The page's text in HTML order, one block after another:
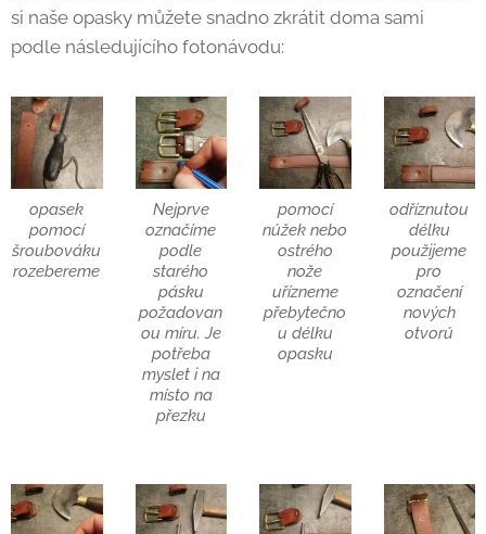
si naše opasky můžete snadno zkrátit doma sami
podle následujícího fotonávodu:
opasek
pomocí
šroubováku
rozebereme
Nejprve
označíme
podle
starého
pásku
požadovan
ou míru. Je
potřeba
myslet i na
místo na
přezku
pomocí
nůžek nebo
ostrého
nože
uřízneme
přebytečno
u délku
opasku
odříznutou
délku
použijeme
pro
označení
nových
otvorů